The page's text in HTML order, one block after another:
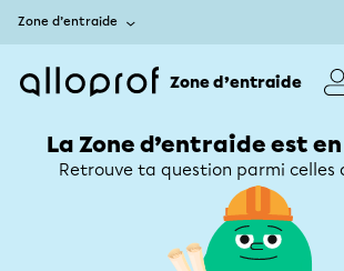
Zone d’entraide
Zone d’entraide
La Zone d’entraide est
Retrouve ta question parmi celles